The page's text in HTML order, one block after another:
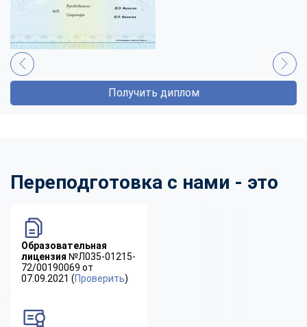
Получить диплом
Переподготовка с нами - это
Образовательная
лицензия №Л035-01215-
72/00190069 от
07.09.2021 (Проверить)